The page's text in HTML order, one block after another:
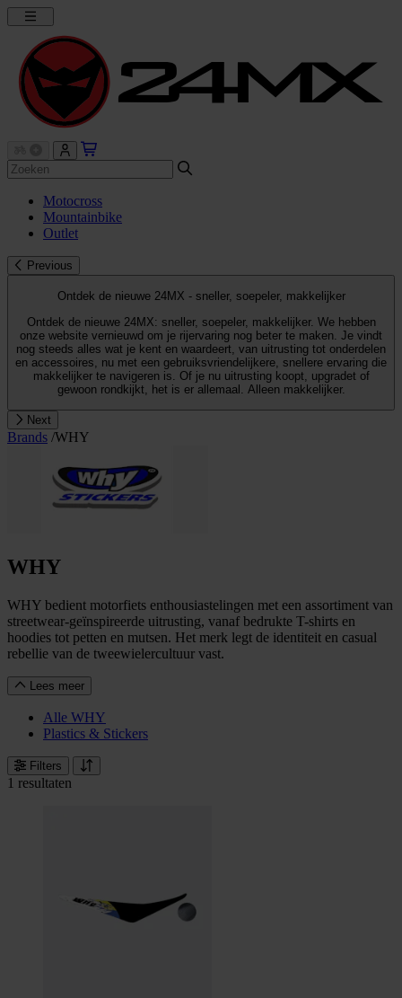
Motocross
Mountainbike
Outlet
Previous
Ontdek de nieuwe 24MX - sneller, soepeler, makkelijker
Ontdek de nieuwe 24MX: sneller, soepeler, makkelijker. We hebben
onze website vernieuwd om je rijervaring nog beter te maken. Je vindt
nog steeds alles wat je kent en waardeert, van uitrusting tot onderdelen
en accessoires, nu met een gebruiksvriendelijkere, snellere ervaring die
makkelijker te navigeren is. Of je nu uitrusting koopt, upgradet of
gewoon rondkijkt, het is er allemaal. Alleen makkelijker.
Next
Brands /WHY
WHY
WHY bedient motorfiets enthousiastelingen met een assortiment van
streetwear-geïnspireerde uitrusting, vanaf bedrukte T-shirts en
hoodies tot petten en mutsen. Het merk legt de identiteit en casual
rebellie van de tweewielercultuur vast.
Lees meer
Alle WHY
Plastics & Stickers
Filters
1 resultaten